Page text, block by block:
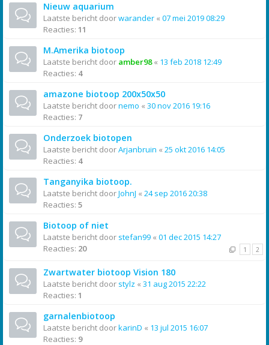
Nieuw aquarium
Laatste bericht doorwarander « 07 mei 2019 08:29
Reacties: 11
M.Amerika biotoop
Laatste bericht door amber98« 13 feb 2018 12:49
Reacties: 4
amazone biotoop 200x50x50
Laatste bericht doornemo « 30 nov 2016 19:16
Reacties: 7
Onderzoek biotopen
Laatste bericht doorArjanbruin « 25 okt 2016 14:05
Reacties: 4
Tanganyika biotoop.
Laatste bericht doorJohnJ « 24 sep 2016 20:38
Reacties: 5
Biotoop of niet
Laatste bericht door stefan99 « 01 dec 2015 14:27
Reacties: 20 1 2
Zwartwater biotoop Vision 180
Laatste bericht door stylz « 31 aug 2015 22:22
Reacties: 1
garnalenbiotoop
Laatste bericht doorkarinD « 13 jul 2015 16:07
Reacties: 9